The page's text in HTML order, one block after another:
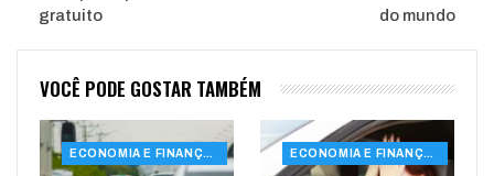
gratuito
do mundo
VOCÊ PODE GOSTAR TAMBÉM
ECONOMIA E FINANÇAS ECONOMIA E FINANÇAS